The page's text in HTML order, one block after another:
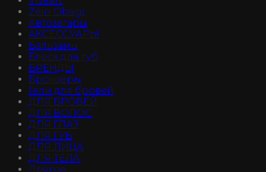
Zein Obagi
Автозагары
АКСЕССУАРЫ
Бальзамы
Блеск для губ
БРЕНДЫ
Бронзеры
Гели для бровей
ДЛЯ БРОВЕЙ
ДЛЯ ВОЛОС
ДЛЯ ГЛАЗ
ДЛЯ ГУБ
ДЛЯ ЛИЦА
ДЛЯ ТЕЛА
Другое